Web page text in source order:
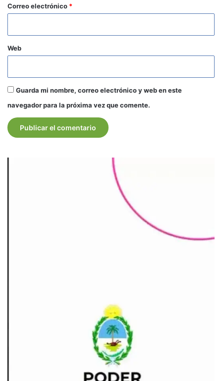
*
Correo electrónico *
Web
Guarda mi nombre, correo electrónico y web en este
navegador para la próxima vez que comente.